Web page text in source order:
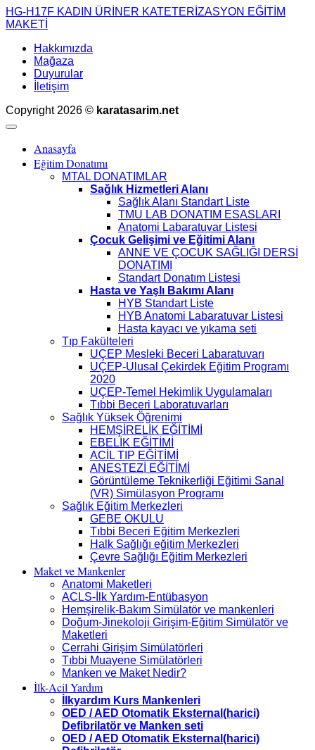
HG-H17F KADIN ÜRİNER KATETERİZASYON EĞİTİM
MAKETİ
Hakkımızda
Mağaza
Duyurular
İletişim
Copyright 2026 © karatasarim.net
Anasayfa
Eğitim Donatımı
MTAL DONATIMLAR
Sağlık Hizmetleri Alanı
Sağlık Alanı Standart Liste
TMU LAB DONATIM ESASLARI
Anatomi Labaratuvar Listesi
Çocuk Gelişimi ve Eğitimi Alanı
ANNE VE ÇOCUK SAĞLIĞI DERSİ
DONATIMI
Standart Donatım Listesi
Hasta ve Yaşlı Bakımı Alanı
HYB Standart Liste
HYB Anatomi Labaratuvar Listesi
Hasta kayacı ve yıkama seti
Tıp Fakülteleri
UÇEP Mesleki Beceri Labaratuvarı
UÇEP-Ulusal Çekirdek Eğitim Programı
2020
UÇEP-Temel Hekimlik Uygulamaları
Tıbbi Beceri Laboratuvarları
Sağlık Yüksek Öğrenimi
HEMŞİRELİK EĞİTİMİ
EBELİK EĞİTİMİ
ACİL TIP EĞİTİMİ
ANESTEZİ EĞİTİMİ
Görüntüleme Teknikerliği Eğitimi Sanal
(VR) Simülasyon Programı
Sağlık Eğitim Merkezleri
GEBE OKULU
Tıbbi Beceri Eğitim Merkezleri
Halk Sağlığı eğitim Merkezleri
Çevre Sağlığı Eğitim Merkezleri
Maket ve Mankenler
Anatomi Maketleri
ACLS-İlk Yardım-Entübasyon
Hemşirelik-Bakım Simülatör ve mankenleri
Doğum-Jinekoloji Girişim-Eğitim Simülatör ve
Maketleri
Cerrahi Girişim Simülatörleri
Tıbbi Muayene Simülatörleri
Manken ve Maket Nedir?
İlk-Acil Yardım
İlkyardım Kurs Mankenleri
OED / AED Otomatik Eksternal(harici)
Defibrilatör ve Manken seti
OED / AED Otomatik Eksternal(harici)